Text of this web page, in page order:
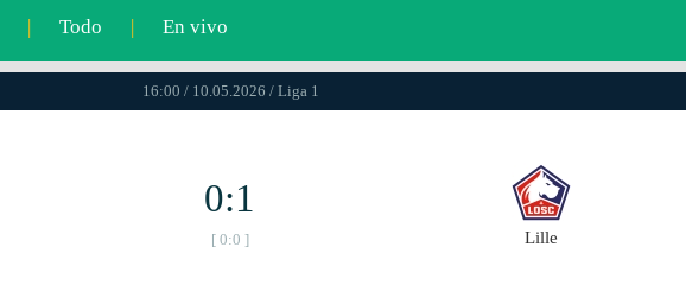
| Todo | En vivo
16:00 / 10.05.2026 / Liga 1
0:1
[ 0:0 ] Lille